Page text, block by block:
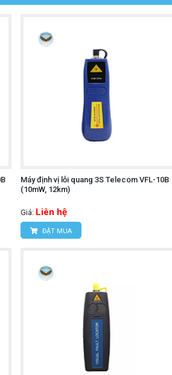
Máy định vị lỗi quang 3S Telecom VFL-10B
(10mW, 12km)
Giá: Liên hệ
ĐẶT MUA